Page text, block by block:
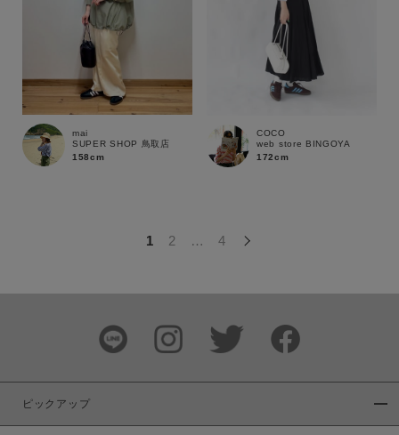
この条件で絞り込む
mai
SUPER SHOP 鳥取店
158cm
COCO
web store BINGOYA
172cm
1 2 … 4
ピックアップ